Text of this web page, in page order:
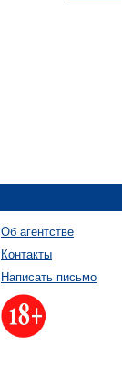
Об агентстве
Контакты
Написать письмо